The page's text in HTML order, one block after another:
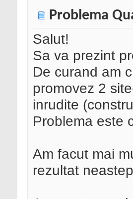
Problema
Salut!
Sa va prezint
De curand am
promovez 2
inrudite
Problema este
Am facut mai
rezultat